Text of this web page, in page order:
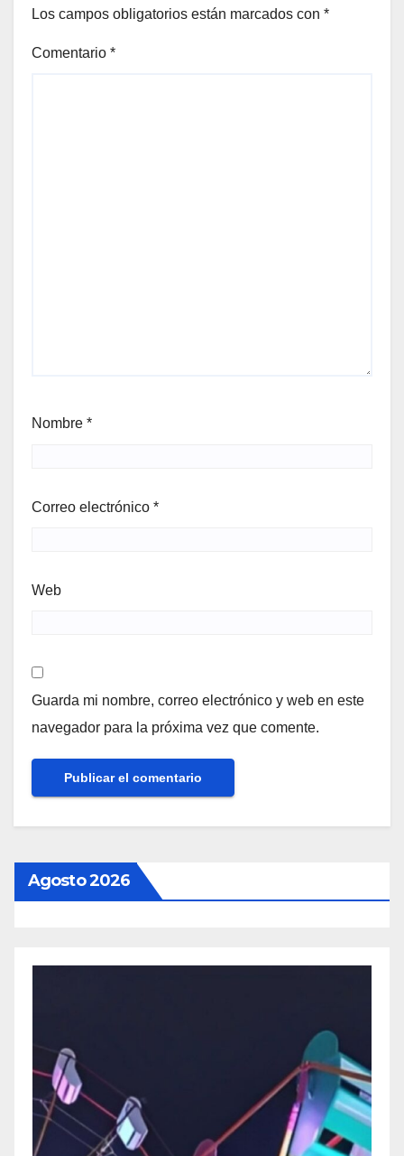
Los campos obligatorios están marcados con *
Comentario *
Nombre *
Correo electrónico *
Web
Guarda mi nombre, correo electrónico y web en este
navegador para la próxima vez que comente.
Agosto 2026